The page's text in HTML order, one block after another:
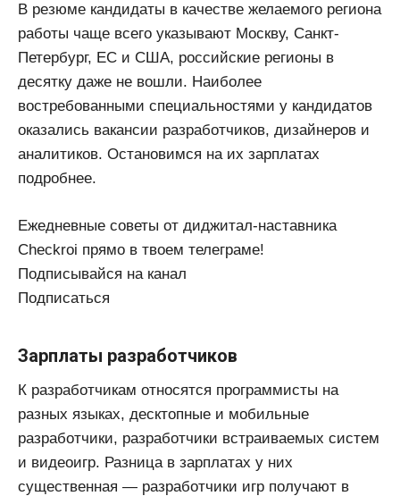
В резюме кандидаты в качестве желаемого региона
работы чаще всего указывают Москву, Санкт-
Петербург, ЕС и США, российские регионы в
десятку даже не вошли. Наиболее
востребованными специальностями у кандидатов
оказались вакансии разработчиков, дизайнеров и
аналитиков. Остановимся на их зарплатах
подробнее.
Ежедневные советы от диджитал-наставника
Checkroi прямо в твоем телеграме!
Подписывайся на канал
Подписаться
Зарплаты разработчиков
К разработчикам относятся программисты на
разных языках, десктопные и мобильные
разработчики, разработчики встраиваемых систем
и видеоигр. Разница в зарплатах у них
существенная — разработчики игр получают в